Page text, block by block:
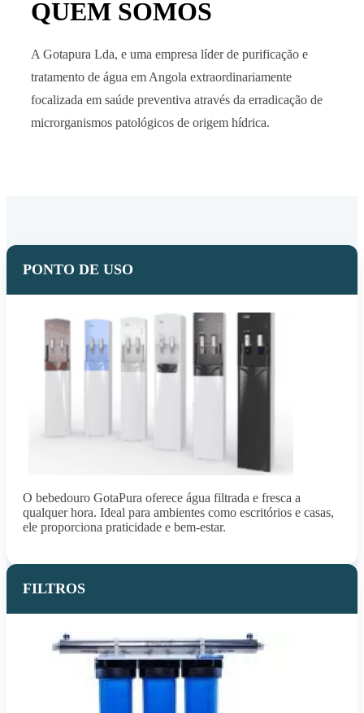
QUEM SOMOS
A Gotapura Lda, e uma empresa líder de purificação e
tratamento de água em Angola extraordinariamente
focalizada em saúde preventiva através da erradicação de
microrganismos patológicos de origem hídrica.
PONTO DE USO
O bebedouro GotaPura oferece água filtrada e fresca a
qualquer hora. Ideal para ambientes como escritórios e casas,
ele proporciona praticidade e bem-estar.
FILTROS